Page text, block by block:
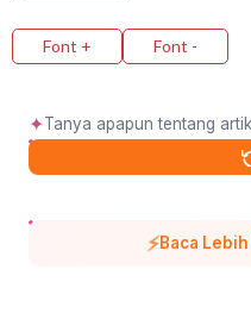
Font + Font -
✦
⚡Baca